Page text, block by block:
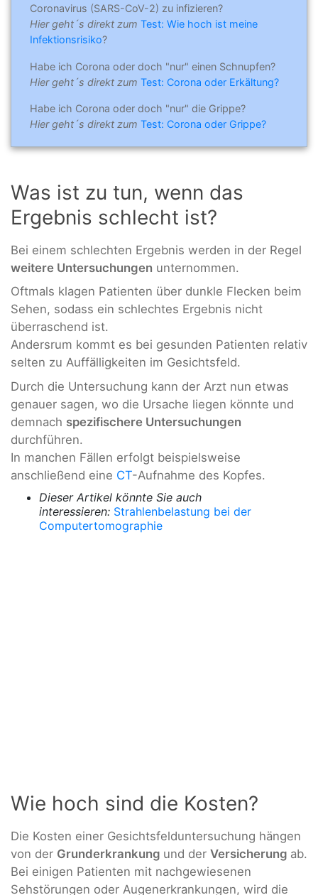
Coronavirus (SARS-CoV-2) zu infizieren?
Hier geht´s direkt zum Test: Wie hoch ist meine
Infektionsrisiko?
Habe ich Corona oder doch "nur" einen Schnupfen?
Hier geht´s direkt zum Test: Corona oder Erkältung?
Habe ich Corona oder doch "nur" die Grippe?
Hier geht´s direkt zum Test: Corona oder Grippe?
Was ist zu tun, wenn das
Ergebnis schlecht ist?
Bei einem schlechten Ergebnis werden in der Regel
weitere Untersuchungen unternommen.
Oftmals klagen Patienten über dunkle Flecken beim
Sehen, sodass ein schlechtes Ergebnis nicht
überraschend ist.
Andersrum kommt es bei gesunden Patienten relativ
selten zu Auffälligkeiten im Gesichtsfeld.
Durch die Untersuchung kann der Arzt nun etwas
genauer sagen, wo die Ursache liegen könnte und
demnach spezifischere Untersuchungen
durchführen.
In manchen Fällen erfolgt beispielsweise
anschließend eine CT-Aufnahme des Kopfes.
Dieser Artikel könnte Sie auch
interessieren: Strahlenbelastung bei der
Computertomographie
Wie hoch sind die Kosten?
Die Kosten einer Gesichtsfelduntersuchung hängen
von der Grunderkrankung und der Versicherung ab.
Bei einigen Patienten mit nachgewiesenen
Sehstörungen oder Augenerkrankungen, wird die